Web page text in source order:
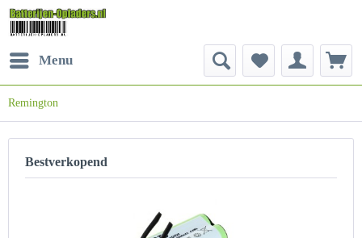
Menu
Remington
Bestverkopend